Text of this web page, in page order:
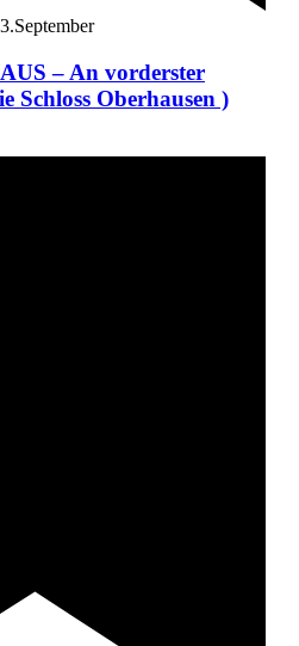
– An vorderster
Schloss Oberhausen )